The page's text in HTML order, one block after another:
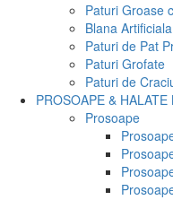
Paturi Groase
Blana
Paturi de Pat
Paturi Grofate
Paturi de
PROSOAPE & HALATE
Prosoape